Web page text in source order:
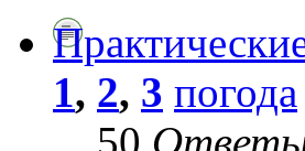
1, 2, 3 погода
50